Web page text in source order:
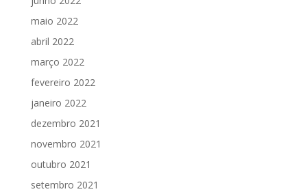
maio 2022
abril 2022
março 2022
fevereiro 2022
janeiro 2022
dezembro 2021
novembro 2021
outubro 2021
setembro 2021